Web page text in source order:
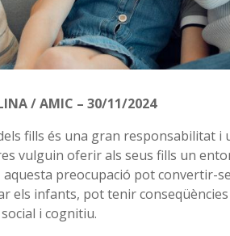
/ AMIC – 30/11/2024
fills és una gran responsabilitat i
vulguin oferir als seus fills un
aquesta preocupació pot convertir-
els infants, pot tenir
i cognitiu.